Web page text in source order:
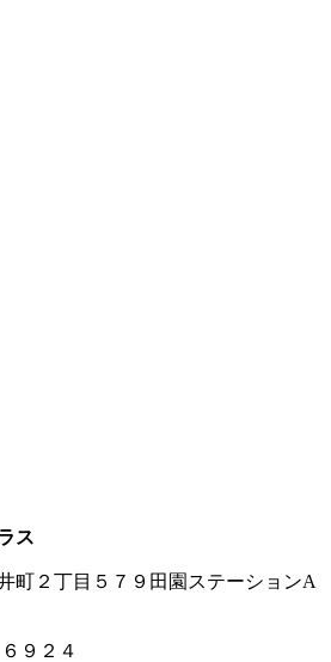
ス
町２丁目５７９田園ステーションA
９２４